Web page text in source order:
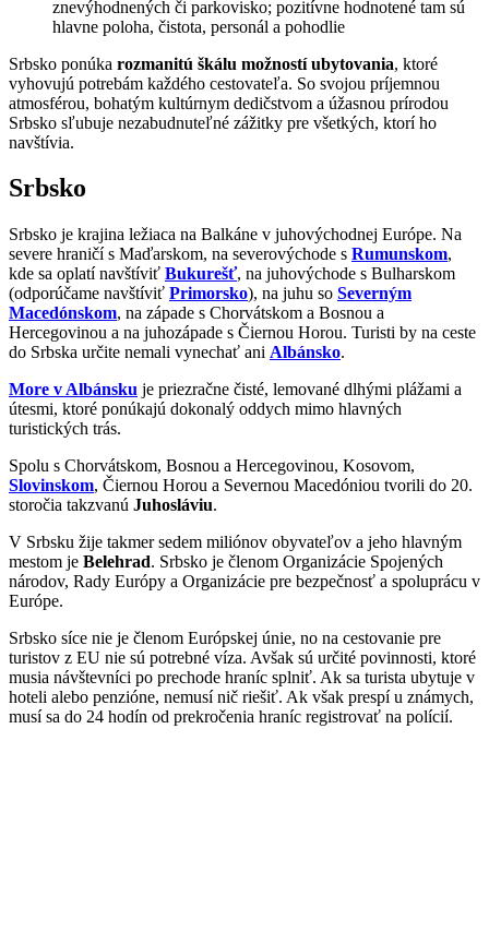
znevýhodnených či parkovisko; pozitívne hodnotené tam sú
hlavne poloha, čistota, personál a pohodlie
Srbsko ponúka rozmanitú škálu možností ubytovania, ktoré
vyhovujú potrebám každého cestovateľa. So svojou príjemnou
atmosférou, bohatým kultúrnym dedičstvom a úžasnou prírodou
Srbsko sľubuje nezabudnuteľné zážitky pre všetkých, ktorí ho
navštívia.
Srbsko
Srbsko je krajina ležiaca na Balkáne v juhovýchodnej Európe. Na
severe hraničí s Maďarskom, na severovýchode s Rumunskom,
kde sa oplatí navštíviť Bukurešť, na juhovýchode s Bulharskom
(odporúčame navštíviť Primorsko), na juhu so Severným
Macedónskom, na západe s Chorvátskom a Bosnou a
Hercegovinou a na juhozápade s Čiernou Horou. Turisti by na ceste
do Srbska určite nemali vynechať ani Albánsko.
More v Albánsku je priezračne čisté, lemované dlhými plážami a
útesmi, ktoré ponúkajú dokonalý oddych mimo hlavných
turistických trás.
Spolu s Chorvátskom, Bosnou a Hercegovinou, Kosovom,
Slovinskom, Čiernou Horou a Severnou Macedóniou tvorili do 20.
storočia takzvanú Juhosláviu.
V Srbsku žije takmer sedem miliónov obyvateľov a jeho hlavným
mestom je Belehrad. Srbsko je členom Organizácie Spojených
národov, Rady Európy a Organizácie pre bezpečnosť a spoluprácu v
Európe.
Srbsko síce nie je členom Európskej únie, no na cestovanie pre
turistov z EU nie sú potrebné víza. Avšak sú určité povinnosti, ktoré
musia návštevníci po prechode hraníc splniť. Ak sa turista ubytuje v
hoteli alebo penzióne, nemusí nič riešiť. Ak však prespí u známych,
musí sa do 24 hodín od prekročenia hraníc registrovať na polícií.